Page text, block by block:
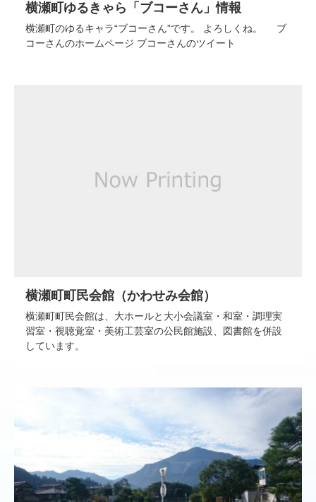
横瀬町ゆるきゃら「ブコーさん」情報
横瀬町のゆるキャラ“ブコーさん”です。 よろしくね。 ブ
コーさんのホームページ ブコーさんのツイート
横瀬町町民会館（かわせみ会館）
横瀬町町民会館は、大ホールと大小会議室・和室・調理実
習室・視聴覚室・美術工芸室の公民館施設、図書館を併設
しています。